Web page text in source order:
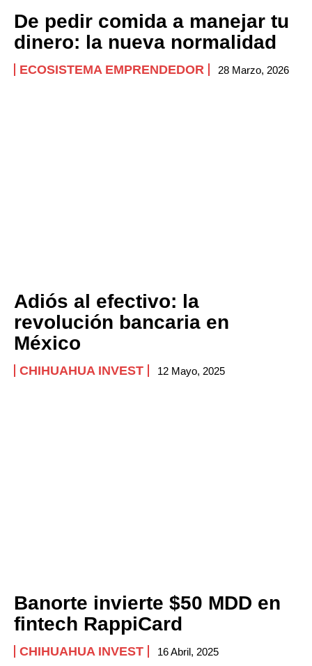
De pedir comida a manejar tu
dinero: la nueva normalidad
ECOSISTEMA EMPRENDEDOR 28 Marzo, 2026
Adiós al efectivo: la
revolución bancaria en
México
CHIHUAHUA INVEST 12 Mayo, 2025
Banorte invierte $50 MDD en
fintech RappiCard
CHIHUAHUA INVEST 16 Abril, 2025